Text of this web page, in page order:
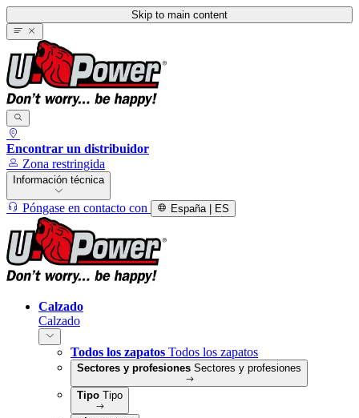
Skip to main content
Encontrar un distribuidor
Zona restringida
Información técnica
Póngase en contacto con España | ES
Calzado
Calzado
Todos los zapatos Todos los zapatos
Sectores y profesiones Sectores y profesiones
Tipo Tipo